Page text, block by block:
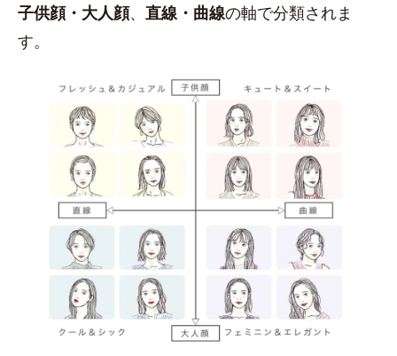
子供顔・大人顔、 直線・曲線の軸で分類されま
す。